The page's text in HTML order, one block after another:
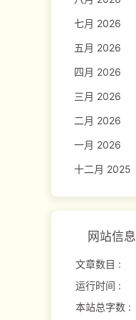
七月 2026
五月 2026
四月 2026
三月 2026
二月 2026
一月 2026
十二月 2025
网站信息
文章数目 :
运行时间 :
本站总字数 :